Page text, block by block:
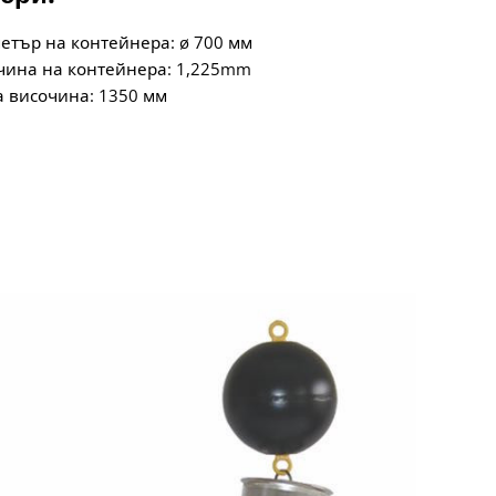
на контейнера: ø 700 мм
на контейнера: 1,225mm
1350 мм